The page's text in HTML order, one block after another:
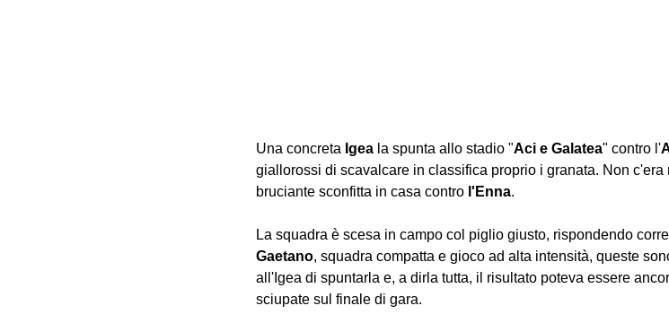
Una concreta Igea la spunta allo stadio "Aci e Galatea" contro l'
giallorossi di scavalcare in classifica proprio i granata. Non c'era
bruciante sconfitta in casa contro l'Enna.
La squadra è scesa in campo col piglio giusto, rispondendo
Gaetano, squadra compatta e gioco ad alta intensità, queste
all'Igea di spuntarla e, a dirla tutta, il risultato poteva essere
sciupate sul finale di gara.